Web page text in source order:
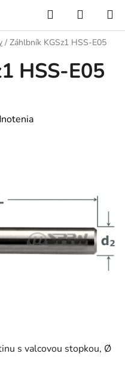
Hľadať
KOŠÍK
/ Záhlbník KGSz1 HSS-E05
s valcovou stopkou, Ø
HSS-E05